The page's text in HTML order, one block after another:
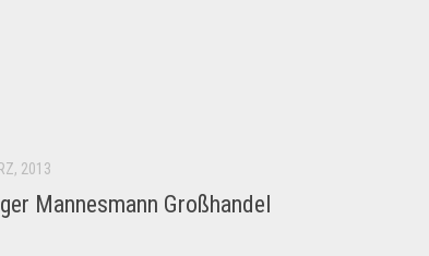
2013
Mannesmann Großhandel